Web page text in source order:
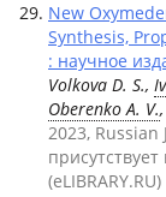
New
Synthesis,
: научное
Volkova D. S.,
Oberenko A. V.,
2023,
(eLIBRARY.RU)